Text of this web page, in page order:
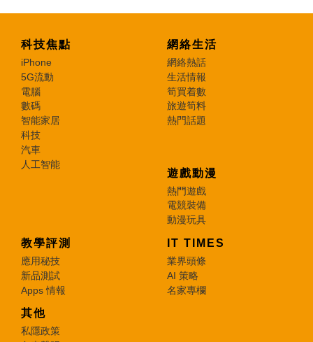
科技焦點
iPhone
5G流動
電腦
數碼
智能家居
科技
汽車
人工智能
網絡生活
網絡熱話
生活情報
筍買着數
旅遊筍料
熱門話題
遊戲動漫
熱門遊戲
電競裝備
動漫玩具
教學評測
應用秘技
新品測試
Apps 情報
IT TIMES
業界頭條
AI 策略
名家專欄
其他
私隱政策